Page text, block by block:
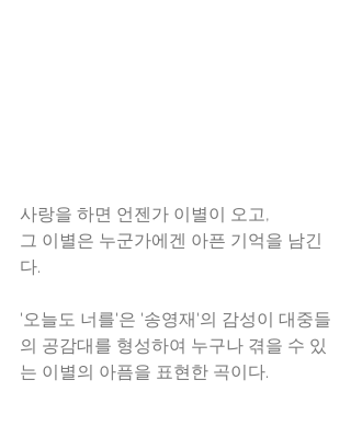
사랑을 하면 언젠가 이별이 오고,
그 이별은 누군가에겐 아픈 기억을 남긴
다.
'오늘도 너를'은 '송영재'의 감성이 대중들
의 공감대를 형성하여 누구나 겪을 수 있
는 이별의 아픔을 표현한 곡이다.